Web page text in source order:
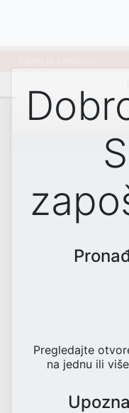
Pregledajte
na jednu ili